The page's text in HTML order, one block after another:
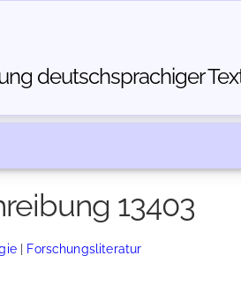
deutschsprachiger
13403
| Forschungsliteratur